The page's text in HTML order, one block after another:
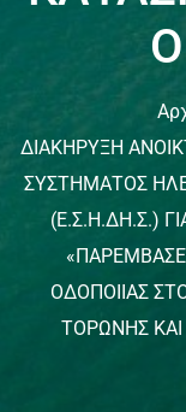
ΔΙΑΚΗΡΥΞΗ
ΣΥΣΤΗΜΑΤΟΣ
(Ε.Σ.Η.ΔΗ.Σ.)
ΟΔΟΠΟΙΙΑΣ
ΤΟΡΩΝΗΣ